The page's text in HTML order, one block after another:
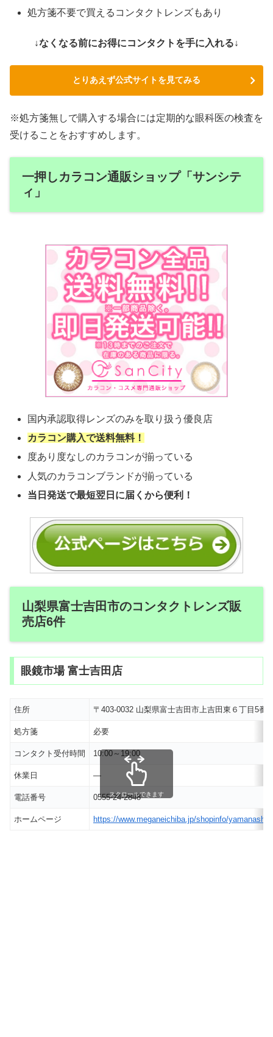
処方箋不要で買えるコンタクトレンズもあり
↓なくなる前にお得にコンタクトを手に入れる↓
とりあえず公式サイトを見てみる
※処方箋無しで購入する場合には定期的な眼科医の検査を
受けることをおすすめします。
一押しカラコン通販ショップ「サンシテ
ィ」
国内承認取得レンズのみを取り扱う優良店
カラコン購入で送料無料！
度あり度なしのカラコンが揃っている
人気のカラコンブランドが揃っている
当日発送で最短翌日に届くから便利！
山梨県富士吉田市のコンタクトレンズ販
売店6件
眼鏡市場 富士吉田店
住所 〒403-0032 山梨県富士吉田市上吉田東６丁目5
処方箋 必要
コンタクト受付時間 10:00～19:00
休業日 ―
電話番号 0555-24-2848
ホームページ https://www.meganeichiba.jp/shopinfo/yamanashi/
スクロールできます